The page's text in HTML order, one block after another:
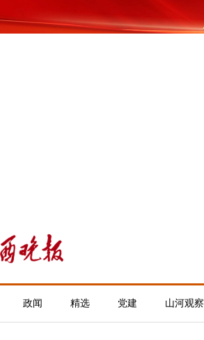
政闻 精选 党建 山河观察